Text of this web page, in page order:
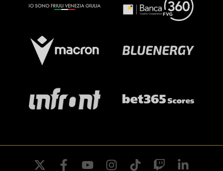
twitter facebookyoutube instagramtiktok twitch